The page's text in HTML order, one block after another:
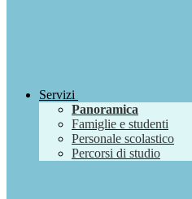
Servizi
Panoramica
Famiglie e studenti
Personale scolastico
Percorsi di studio